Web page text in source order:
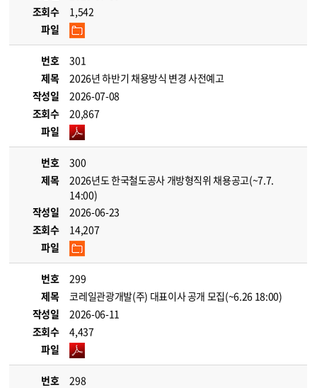
조회수
1,542
파일
번호
301
제목
2026년 하반기 채용방식 변경 사전예고
작성일
2026-07-08
조회수
20,867
파일
번호
300
제목
2026년도 한국철도공사 개방형직위 채용공고(~7.7.
14:00)
작성일
2026-06-23
조회수
14,207
파일
번호
299
제목
코레일관광개발(주) 대표이사 공개 모집(~6.26 18:00)
작성일
2026-06-11
조회수
4,437
파일
번호
298